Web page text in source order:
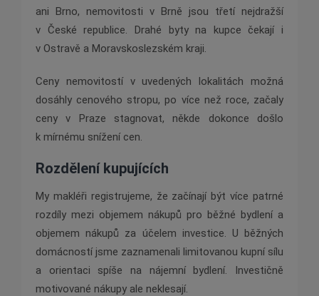
ani Brno, nemovitosti v Brně jsou třetí nejdražší
v České republice. Drahé byty na kupce čekají i
v Ostravě a Moravskoslezském kraji.
Ceny nemovitostí v uvedených lokalitách možná
dosáhly cenového stropu, po více než roce, začaly
ceny v Praze stagnovat, někde dokonce došlo
k mírnému snížení cen.
Rozdělení kupujících
My makléři registrujeme, že začínají být více patrné
rozdíly mezi objemem nákupů pro běžné bydlení a
objemem nákupů za účelem investice. U běžných
domácností jsme zaznamenali limitovanou kupní sílu
a orientaci spíše na nájemní bydlení. Investičně
motivované nákupy ale neklesají.